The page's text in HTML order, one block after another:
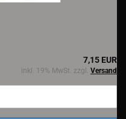
7,15 EUR
inkl. 19% MwSt. zzgl. Versand